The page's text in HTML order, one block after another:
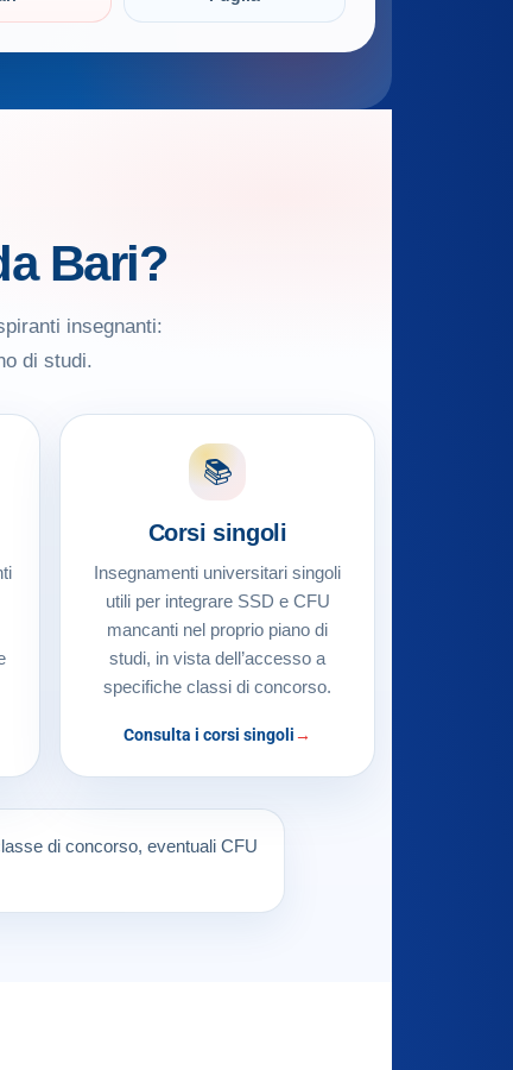
Bari?
insegnanti:
di studi.
📚
Corsi singoli
Insegnamenti universitari singoli
utili per integrare SSD e CFU
mancanti nel proprio piano di
studi, in vista dell’accesso a
specifiche classi di concorso.
Consulta i corsi singoli
di concorso, eventuali CFU